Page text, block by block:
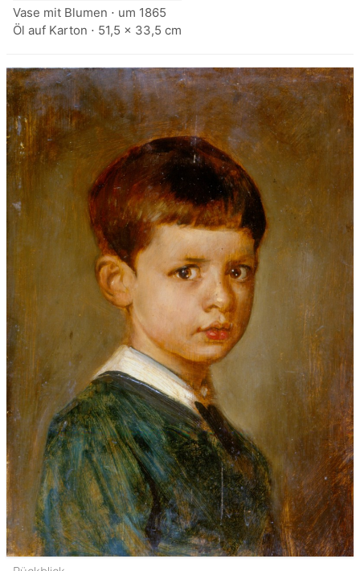
Vase mit Blumen ⋅ um 1865
Öl auf Karton ⋅ 51,5 x 33,5 cm